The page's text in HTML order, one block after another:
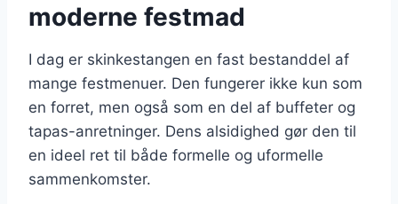
moderne festmad
I dag er skinkestangen en fast bestanddel af
mange festmenuer. Den fungerer ikke kun som
en forret, men også som en del af buffeter og
tapas-anretninger. Dens alsidighed gør den til
en ideel ret til både formelle og uformelle
sammenkomster.